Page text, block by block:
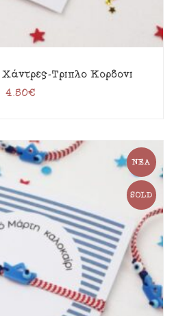
Τριπλό Κορδόνι
4.50€
ΝΈΑ
SOLD